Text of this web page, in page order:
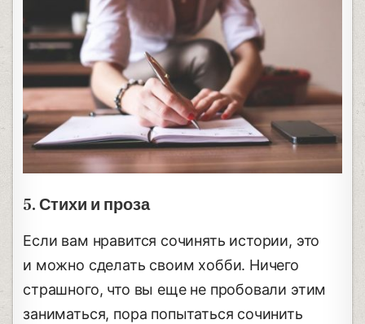
5. Стихи и проза
Если вам нравится сочинять истории, это
и можно сделать своим хобби. Ничего
страшного, что вы еще не пробовали этим
заниматься, пора попытаться сочинить